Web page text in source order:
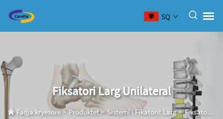
SQ
Fiksatori Larg Unilateral
Faqja kryesore>Produktet> Sistemi i Fikatorit Larg>Fiksatori Larg Unilateral